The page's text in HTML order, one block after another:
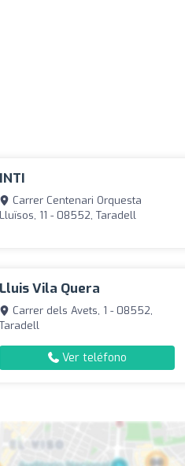
INTI
Carrer Centenari Orquesta
Lluïsos, 11 - 08552, Taradell
Lluis Vila Quera
Carrer dels Avets, 1 - 08552,
Taradell
Ver teléfono